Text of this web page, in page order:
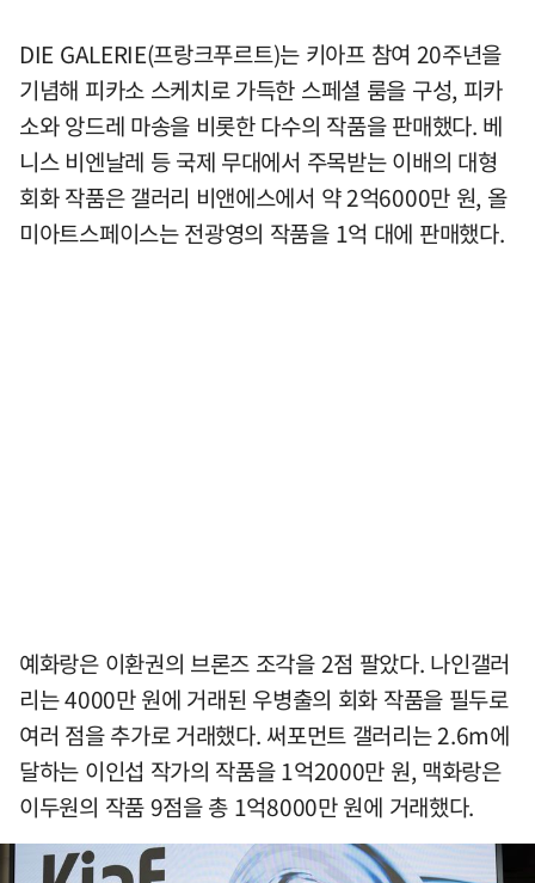
DIE GALERIE(프랑크푸르트)는 키아프 참여 20주년을
기념해 피카소 스케치로 가득한 스페셜 룸을 구성, 피카
소와 앙드레 마송을 비롯한 다수의 작품을 판매했다. 베
니스 비엔날레 등 국제 무대에서 주목받는 이배의 대형
회화 작품은 갤러리 비앤에스에서 약 2억6000만 원, 올
미아트스페이스는 전광영의 작품을 1억 대에 판매했다.
예화랑은 이환권의 브론즈 조각을 2점 팔았다. 나인갤러
리는 4000만 원에 거래된 우병출의 회화 작품을 필두로
여러 점을 추가로 거래했다. 써포먼트 갤러리는 2.6m에
달하는 이인섭 작가의 작품을 1억2000만 원, 맥화랑은
이두원의 작품 9점을 총 1억8000만 원에 거래했다.